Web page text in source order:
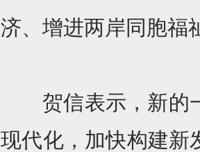
济、增进两岸同胞福
贺信表示，新的
现代化，加快构建新